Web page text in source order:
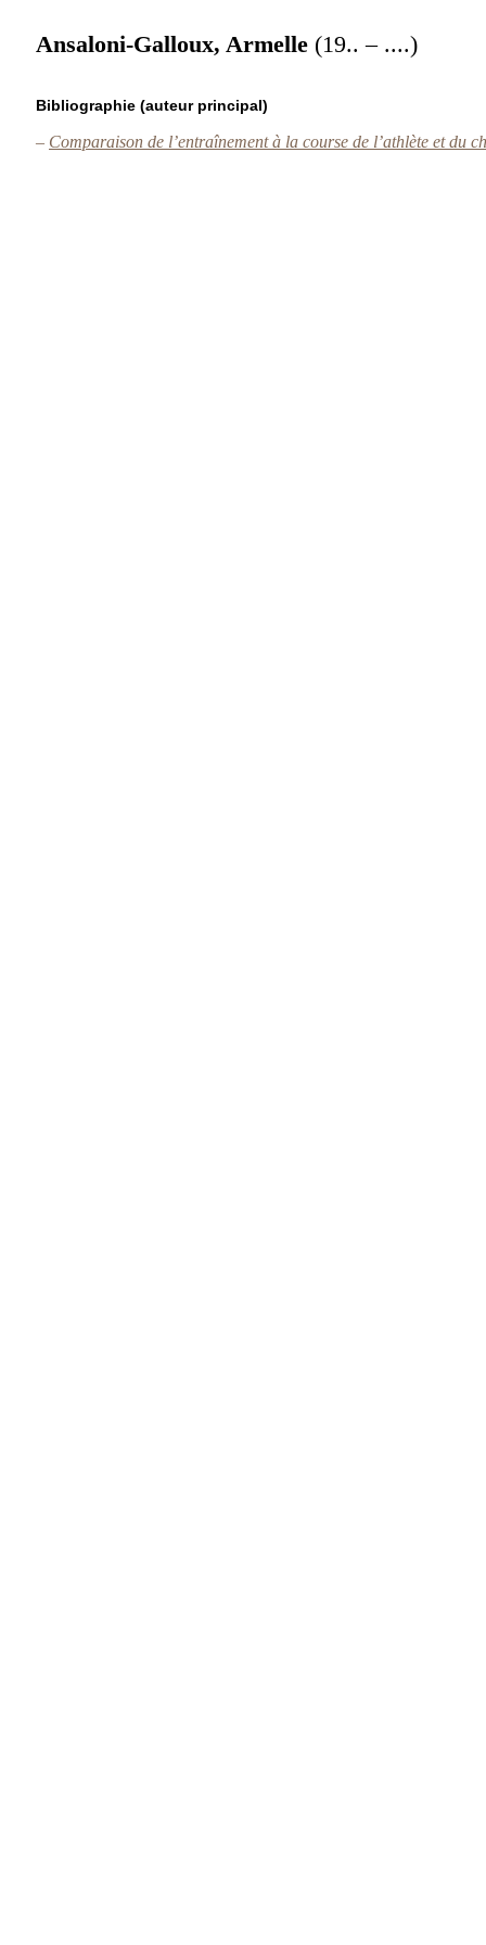
Ansaloni-Galloux, Armelle (19.. – ....)
Bibliographie (auteur principal)
– Comparaison de l’entraînement à la course de l’athlète et du